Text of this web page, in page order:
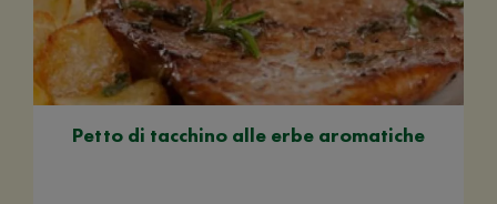
Petto di tacchino alle erbe aromatiche